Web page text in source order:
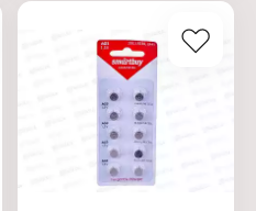
алкалиновая (щелочная)
Напряжение: 1,5 В
Количество в упаковке:
Размер: 11,6х11,6x5,4 мм
Условия хранения: от -20
Взаимозаместимость:
357, LR44, LR1154